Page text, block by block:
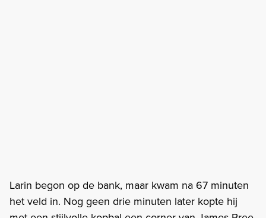
Larin begon op de bank, maar kwam na 67 minuten
het veld in. Nog geen drie minuten later kopte hij